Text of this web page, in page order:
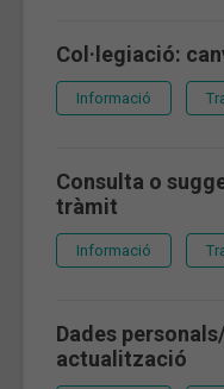
Col·legiació:
Informació
Consulta o
tràmit
Informació
Dades
actualització